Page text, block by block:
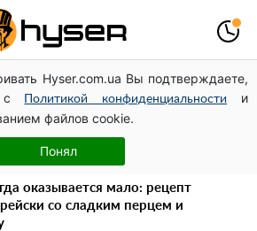
Hyser.com.ua Вы подтверждаете,
с
Политикой конфиденциальности
и
файлов cookie.
Понял
Александр Конотопский вывел
бюджета через фиктивную
Тринчер блеснула
размеров вы еще не видели
оказывается мало: рецепт
со сладким перцем и